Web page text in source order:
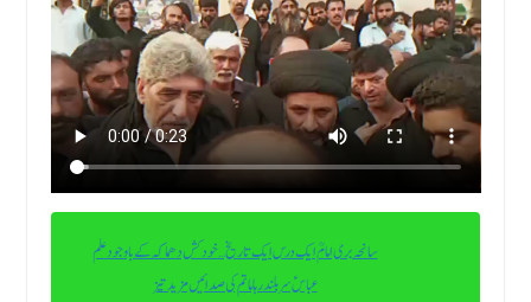
سانحہ بری امامؒ ایک درس ایک تاریخ…خود کش دھماکہ کے باوجود علم
عباسؑ سربلند رہاماتم کی صدائیں مزید تیز